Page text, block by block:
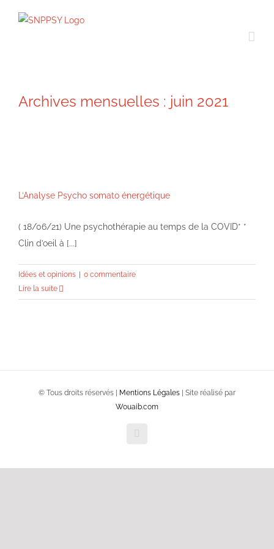
Archives mensuelles : juin 2021
L’Analyse Psycho somato énergétique
( 18/06/21) Une psychothérapie au temps de la COVID* *
Clin d’oeil à [...]
Idées et opinions
0 commentaire
Lire la suite
© Tous droits réservés | Mentions Légales | Site réalisé par
Wouaib.com
Facebook